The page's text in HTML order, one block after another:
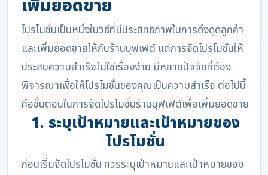
เพิ่มยอดขาย
โปรโมชั่นเป็นหนึ่งในวิธีที่มีประสิทธิภาพในการดึงดูดลูกค้า
และเพิ่มยอดขายให้กับร้านบุฟเฟต์ แต่การจัดโปรโมชั่นให้
ประสบความสำเร็จไม่ใช่เรื่องง่าย มีหลายปัจจัยที่ต้อง
พิจารณาเพื่อให้โปรโมชั่นของคุณเป็นความสำเร็จ ต่อไปนี้
คือขั้นตอนในการจัดโปรโมชั่นร้านบุฟเฟต์เพื่อเพิ่มยอดขาย
1. ระบุเป้าหมายและเป้าหมายของ
โปรโมชั่น
ก่อนเริ่มจัดโปรโมชั่น ควรระบุเป้าหมายและเป้าหมายของ